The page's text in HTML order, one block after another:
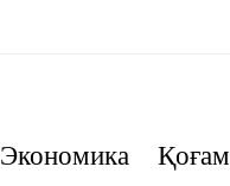
Экономика Қоғам